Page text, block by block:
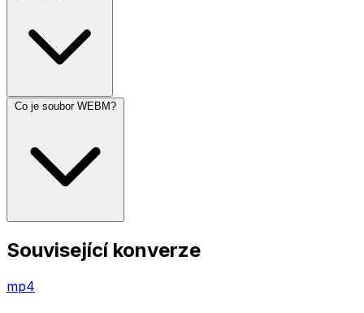
Co je soubor WEBM?
Související konverze
mp4